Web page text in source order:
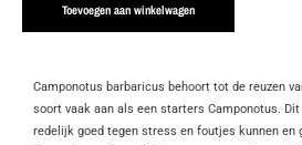
Toevoegen aan winkelwagen
Camponotus barbaricus behoort tot de reuzen
soort vaak aan als een starters Camponotus.
redelijk goed tegen stress en foutjes kunnen en